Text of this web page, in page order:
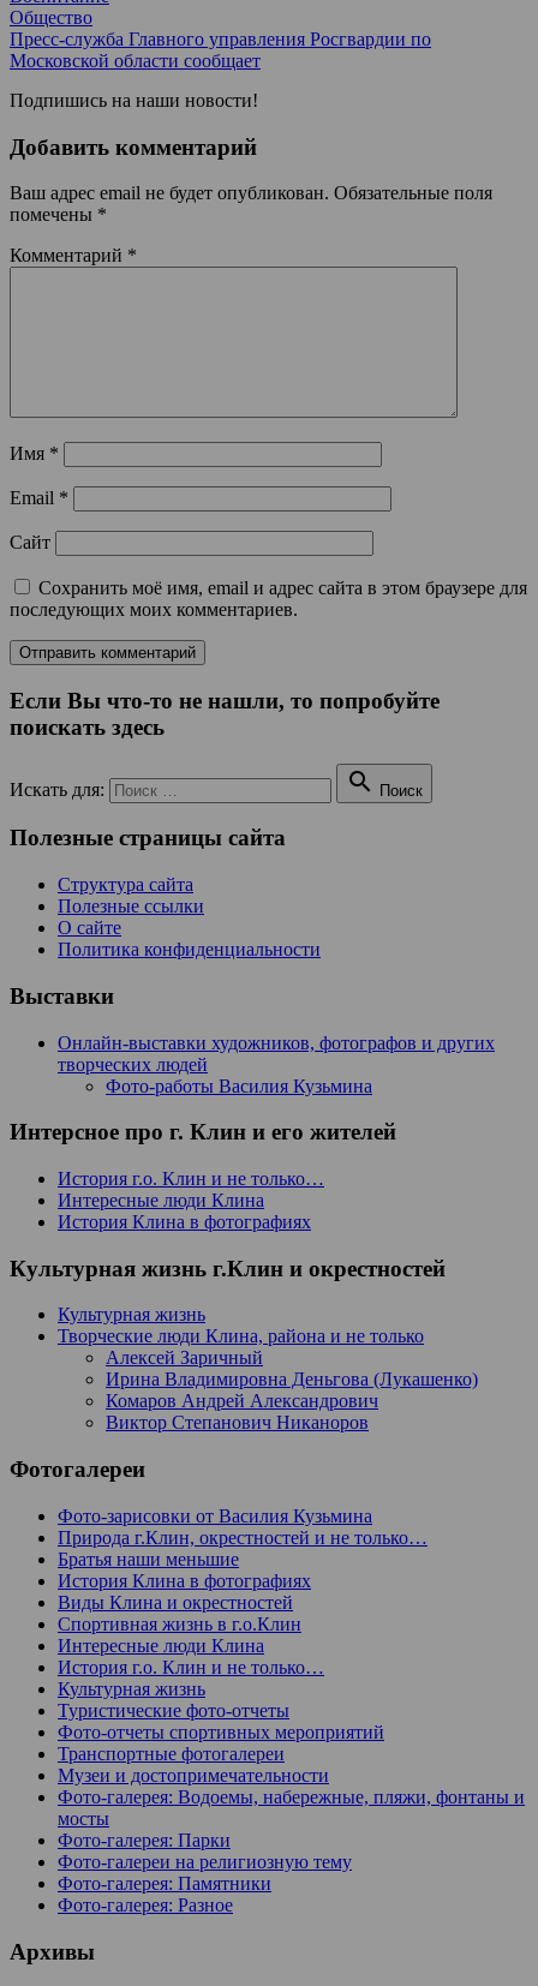
Общество
Пресс-служба Главного управления Росгвардии по
Московской области сообщает
Подпишись на наши новости!
Добавить комментарий
Ваш адрес email не будет опубликован. Обязательные поля
помечены *
Комментарий *
Имя *
Email *
Сайт
Сохранить моё имя, email и адрес сайта в этом браузере для
последующих моих комментариев.
Если Вы что-то не нашли, то попробуйте
поискать здесь
Искать для:  Поиск
Полезные страницы сайта
Структура сайта
Полезные ссылки
О сайте
Политика конфиденциальности
Выставки
Онлайн-выставки художников, фотографов и других
творческих людей
Фото-работы Василия Кузьмина
Интерсное про г. Клин и его жителей
История г.о. Клин и не только…
Интересные люди Клина
История Клина в фотографиях
Культурная жизнь г.Клин и окрестностей
Культурная жизнь
Творческие люди Клина, района и не только
Алексей Заричный
Ирина Владимировна Деньгова (Лукашенко)
Комаров Андрей Александрович
Виктор Степанович Никаноров
Фотогалереи
Фото-зарисовки от Василия Кузьмина
Природа г.Клин, окрестностей и не только…
Братья наши меньшие
История Клина в фотографиях
Виды Клина и окрестностей
Спортивная жизнь в г.о.Клин
Интересные люди Клина
История г.о. Клин и не только…
Культурная жизнь
Туристические фото-отчеты
Фото-отчеты спортивных мероприятий
Транспортные фотогалереи
Музеи и достопримечательности
Фото-галерея: Водоемы, набережные, пляжи, фонтаны и
мосты
Фото-галерея: Парки
Фото-галереи на религиозную тему
Фото-галерея: Памятники
Фото-галерея: Разное
Архивы